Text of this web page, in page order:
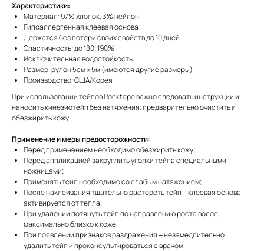
Характеристики:
Материал: 97% хлопок, 3% нейлон
Гипоаллергенная клеевая основа
Держатся без потери своих свойств до 10 дней
Эластичность: до 180-190%
Исключительная водостойкость
Размер: рулон 5см х 5м (имеются другие размеры)
Производство: США/Корея
При использовании тейпов Rocktape важно следовать инструкции и
наносить кинезиотейп без натяжения, предварительно очистить и
обезжирить кожу.
Применение и меры предосторожности:
Перед применением необходимо обезжирить кожу;
Перед аппликацией закруглить уголки тейпа специальными
ножницами;
Применять тейп необходимо со слабым натяжением;
После наклеивания тщательно растереть тейп – клеевая основа
активируется от тепла;
При удалении потянуть тейп по направлению роста волос,
максимально близко к коже.
При появлении признаков раздражения – незамедлительно
удалить тейп и проконсультироваться с врачом.